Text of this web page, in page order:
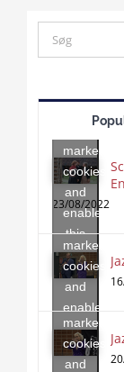
Search
for:
accept
marketing
cookies
and
enable
this
content
23/08/2022
Click
to
marketing
cookies
and
enable
this
content
Click
to
accept
marketing
cookies
and